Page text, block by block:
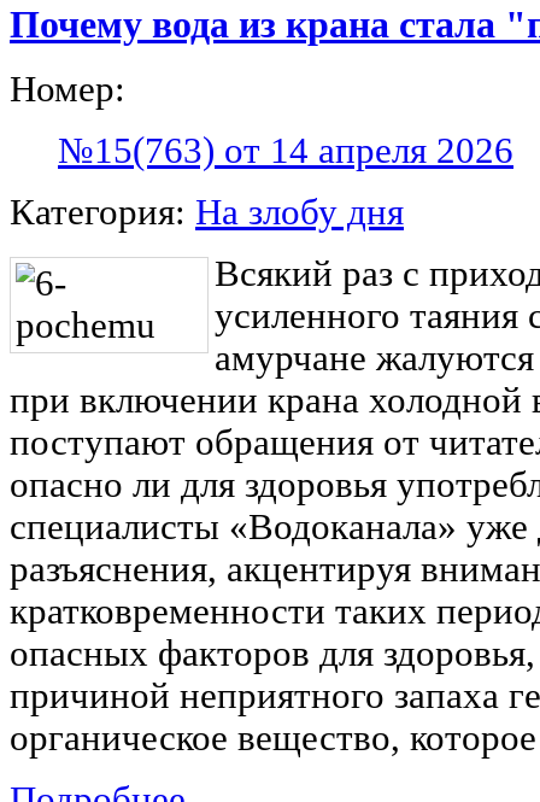
Почему вода из крана стала
Номер:
№15(763) от 14 апреля 2026
Категория: На злобу дня
Всякий раз с
усиленного таяния
амурчане
при включении крана
поступают обращения от
опасно ли для здоровья
специалисты «Водоканала» уже
разъяснения, акцентируя
кратковременности таких
опасных факторов для
причиной неприятного запаха
органическое вещество, которое